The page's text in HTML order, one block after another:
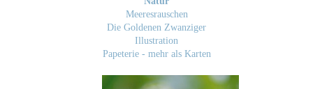
Meeresrauschen
Die Goldenen Zwanziger
Illustration
Papeterie - mehr als Karten